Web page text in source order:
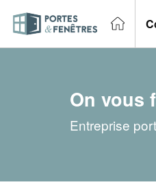
On vous
Entreprise